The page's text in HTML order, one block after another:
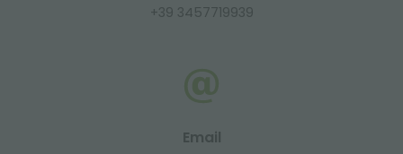
+39 3457719939
Email